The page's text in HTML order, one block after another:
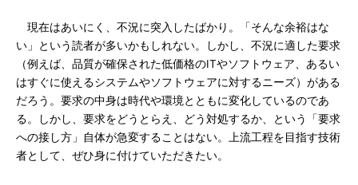
現在はあいにく、不況に突入したばかり。「そんな余裕はな
い」という読者が多いかもしれない。しかし、不況に適した要求
（例えば、品質が確保された低価格のITやソフトウェア、あるい
はすぐに使えるシステムやソフトウェアに対するニーズ）がある
だろう。要求の中身は時代や環境とともに変化しているのであ
る。しかし、要求をどうとらえ、どう対処するか、という「要求
への接し方」自体が急変することはない。上流工程を目指す技術
者として、ぜひ身に付けていただきたい。